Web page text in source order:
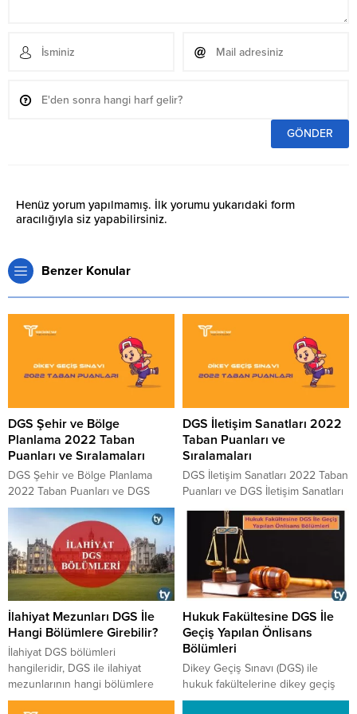
Henüz yorum yapılmamış. İlk yorumu yukarıdaki form
aracılığıyla siz yapabilirsiniz.
Benzer Konular
DGS Şehir ve Bölge
Planlama 2022 Taban
Puanları ve Sıralamaları
DGS Şehir ve Bölge Planlama
2022 Taban Puanları ve DGS
Şehir ve Bölge Planlama 2022
Sıralamaları aşağıdaki tablomuzda
paylaşılmıştır. 2022 yılında
DGS’ye girecek adaylara fikir ve
bilgi vermesi için paylaştığımız
tablo ÖSYM tarafından yayınlanan
güncel rakamları içermektedir.
Şehir ve Bölge Planlama 2022
DGS Taban Puanları için aşağıdaki
listeyi inceleyebilirsiniz. Puanlar
yüksekten...
DGS İletişim Sanatları 2022
Taban Puanları ve
Sıralamaları
DGS İletişim Sanatları 2022 Taban
Puanları ve DGS İletişim Sanatları
2022 Sıralamaları aşağıdaki
tablomuzda paylaşılmıştır. 2022
yılında DGS’ye girecek adaylara
fikir ve bilgi vermesi için
paylaştığımız tablo ÖSYM
tarafından yayınlanan güncel
rakamları içermektedir. İletişim
Sanatları 2022 DGS Taban
Puanları için aşağıdaki listeyi
inceleyebilirsiniz. Puanlar
yüksekten düşüğe doğru
sıralanmıştır. 4 Yıllık Bölümlerin...
İlahiyat Mezunları DGS İle
Hangi Bölümlere Girebilir?
İlahiyat DGS bölümleri
hangileridir, DGS ile ilahiyat
mezunlarının hangi bölümlere
geçebilme hakkı vardır, 2 yıllıktan
Hukuk Fakültesine DGS İle
Geçiş Yapılan Önlisans
Bölümleri
Dikey Geçiş Sınavı (DGS) ile
hukuk fakültelerine dikey geçiş
yapılabilecek önlisans bölümleri